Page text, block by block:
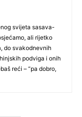
svijeta sasava-
ali rijetko
do svakodnevnih
podviga i onih
reći – “pa dobro,